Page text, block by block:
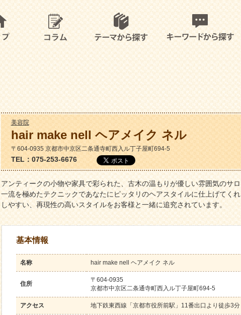
美容院
hair make nell ヘアメイク ネル
〒604-0935 京都市中京区二条通寺町西入ル丁子屋町694-5
TEL：075-253-6676
アンティークの小物や家具で彩られた、古木の温もりが優しい雰囲気のサ
一流を極めたテクニックであなたにピッタリのヘアスタイルに仕上げてく
しやすい、再現性の高いスタイルをお客様と一緒に追究されています。
基本情報
名称 hair make nell ヘアメイク ネル
住所
〒604-0935
京都市中京区二条通寺町西入ル丁子屋町694-5
アクセス 地下鉄東西線「京都市役所前駅」11番出口より徒歩3分